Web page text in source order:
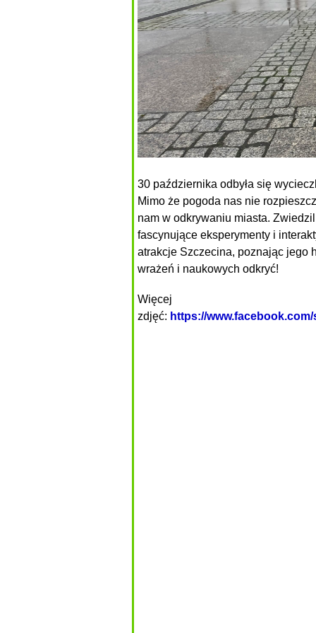
30 października odbyła się
Mimo że pogoda nas nie
nam w odkrywaniu miasta.
fascynujące eksperymenty i
atrakcje Szczecina, poznając jego
wrażeń i naukowych odkryć!
Więcej
zdjęć: https://